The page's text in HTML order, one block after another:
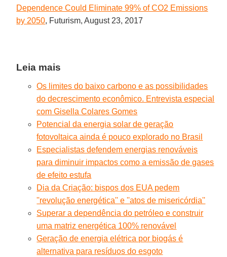
Dependence Could Eliminate 99% of CO2 Emissions
by 2050, Futurism, August 23, 2017
Leia mais
Os limites do baixo carbono e as possibilidades
do decrescimento econômico. Entrevista especial
com Gisella Colares Gomes
Potencial da energia solar de geração
fotovoltaica ainda é pouco explorado no Brasil
Especialistas defendem energias renováveis
para diminuir impactos como a emissão de gases
de efeito estufa
Dia da Criação: bispos dos EUA pedem
''revolução energética'' e ''atos de misericórdia''
Superar a dependência do petróleo e construir
uma matriz energética 100% renovável
Geração de energia elétrica por biogás é
alternativa para resíduos do esgoto